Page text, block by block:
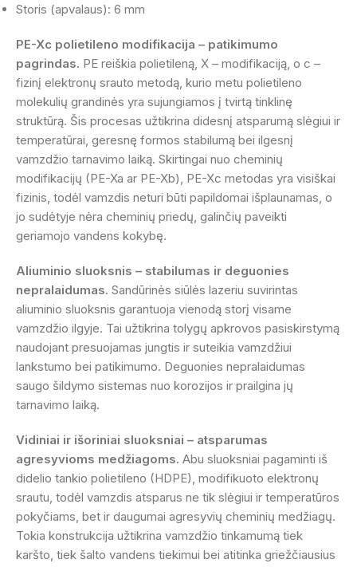
Storis (apvalaus): 6 mm
PE-Xc polietileno modifikacija – patikimumo
pagrindas. PE reiškia polietileną, X – modifikaciją, o c –
fizinį elektronų srauto metodą, kurio metu polietileno
molekulių grandinės yra sujungiamos į tvirtą tinklinę
struktūrą. Šis procesas užtikrina didesnį atsparumą slėgiui ir
temperatūrai, geresnę formos stabilumą bei ilgesnį
vamzdžio tarnavimo laiką. Skirtingai nuo cheminių
modifikacijų (PE-Xa ar PE-Xb), PE-Xc metodas yra visiškai
fizinis, todėl vamzdis neturi būti papildomai išplaunamas, o
jo sudėtyje nėra cheminių priedų, galinčių paveikti
geriamojo vandens kokybę.
Aliuminio sluoksnis – stabilumas ir deguonies
nepralaidumas. Sandūrinės siūlės lazeriu suvirintas
aliuminio sluoksnis garantuoja vienodą storį visame
vamzdžio ilgyje. Tai užtikrina tolygų apkrovos pasiskirstymą
naudojant presuojamas jungtis ir suteikia vamzdžiui
lankstumo bei patikimumo. Deguonies nepralaidumas
saugo šildymo sistemas nuo korozijos ir prailgina jų
tarnavimo laiką.
Vidiniai ir išoriniai sluoksniai – atsparumas
agresyvioms medžiagoms. Abu sluoksniai pagaminti iš
didelio tankio polietileno (HDPE), modifikuoto elektronų
srautu, todėl vamzdis atsparus ne tik slėgiui ir temperatūros
pokyčiams, bet ir daugumai agresyvių cheminių medžiagų.
Tokia konstrukcija užtikrina vamzdžio tinkamumą tiek
karšto, tiek šalto vandens tiekimui bei atitinka griežčiausius